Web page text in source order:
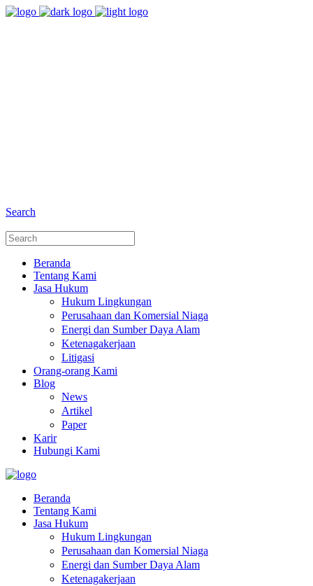
Search
Beranda
Tentang Kami
Jasa Hukum
Hukum Lingkungan
Perusahaan dan Komersial Niaga
Energi dan Sumber Daya Alam
Ketenagakerjaan
Litigasi
Orang-orang Kami
Blog
News
Artikel
Paper
Karir
Hubungi Kami
Beranda
Tentang Kami
Jasa Hukum
Hukum Lingkungan
Perusahaan dan Komersial Niaga
Energi dan Sumber Daya Alam
Ketenagakerjaan